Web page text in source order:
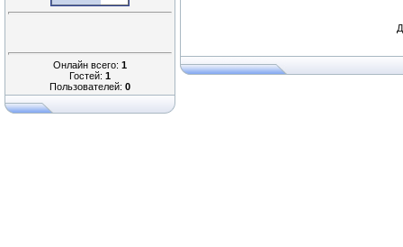
Онлайн всего: 1
Гостей: 1
Пользователей: 0